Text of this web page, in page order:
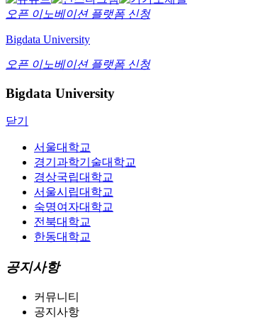
오픈 이노베이션 플랫폼 신청
Bigdata University
오픈 이노베이션 플랫폼 신청
Bigdata University
닫기
서울대학교
경기과학기술대학교
경상국립대학교
서울시립대학교
숙명여자대학교
전북대학교
한동대학교
공지사항
커뮤니티
공지사항